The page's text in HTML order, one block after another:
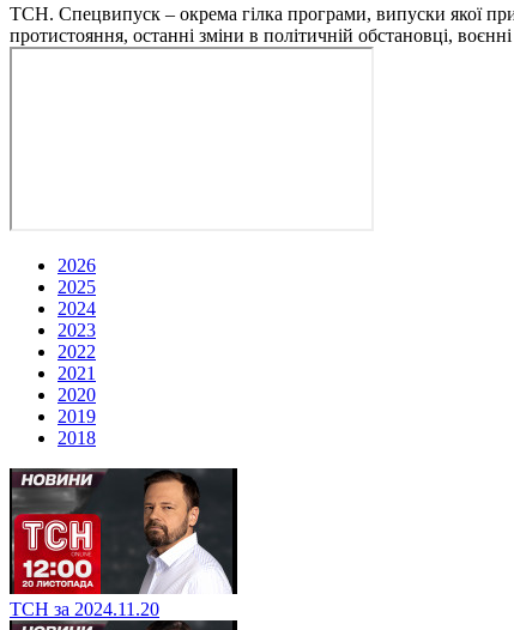
ТСН. Спецвипуск – окрема гілка програми, випуски якої
протистояння, останні зміни в політичній обстановці,
2026
2025
2024
2023
2022
2021
2020
2019
2018
ТСН за 2024.11.20